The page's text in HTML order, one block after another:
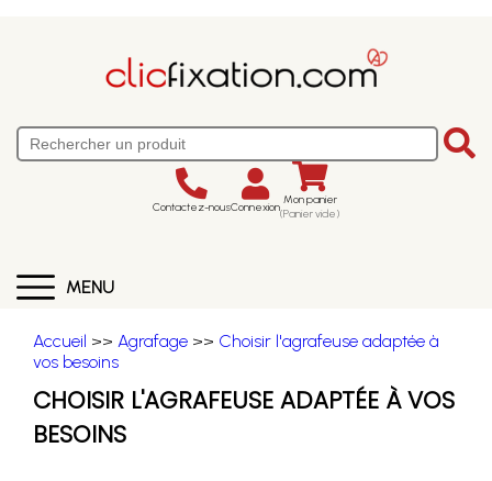
Contactez-nousConnexion Mon panier
(Panier vide)
MENU
Accueil >> Agrafage >> Choisir l'agrafeuse adaptée à
vos besoins
CHOISIR L'AGRAFEUSE ADAPTÉE À VOS
BESOINS